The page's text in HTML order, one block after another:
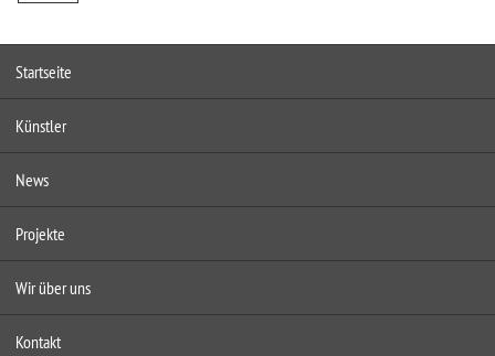
Startseite
Künstler
News
Projekte
Wir über uns
Kontakt